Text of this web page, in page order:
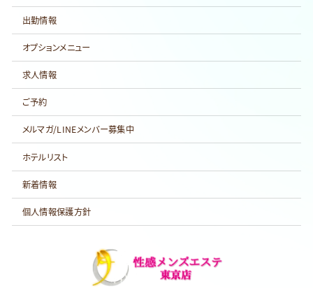
当店が知り得たお客様の個人情報は、お客様のご承諾なく当店か
的義務を伴う要請を受けた場合はその限りではありません。ま
た、お客様ご自身から登録内容の開示を求められた場合は、ご本
人確認の上、速やかに対応させていただきます。
情報内容の訂正等について
お客様がご自身の個人情報内容の確認、訂正等を希望される場
合には、ご連絡いただければ合理的な範囲ですみやかに対応い
たします。
個人情報保護方針の改善
個人情報保護方針の改訂に関する情報は本ページにて、改訂日
とその要約をもってお知らせいたします。
出勤情報
オプションメニュー
求人情報
ご予約
メルマガ/LINEメンバー募集中
ホテルリスト
新着情報
個人情報保護方針